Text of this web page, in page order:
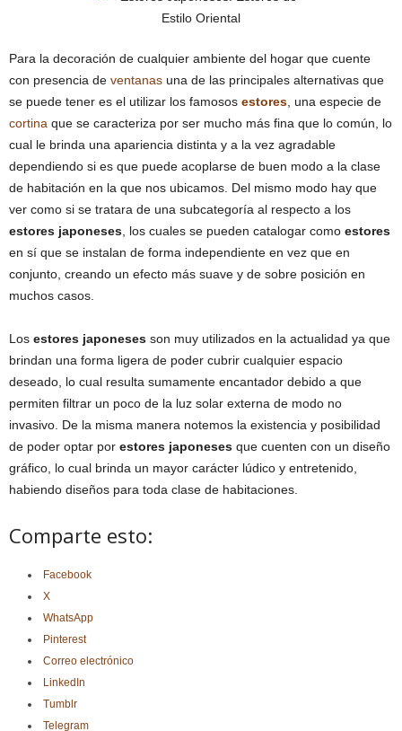
Para la decoración de cualquier ambiente del hogar que cuente
con presencia de ventanas una de las principales alternativas que
se puede tener es el utilizar los famosos estores , una especie de
cortina que se caracteriza por ser mucho más fina que lo común, lo
cual le brinda una apariencia distinta y a la vez agradable
dependiendo si es que puede acoplarse de buen modo a la clase
de habitación en la que nos ubicamos. Del mismo modo hay que
ver como si se tratara de una subcategoría al respecto a los
estores japoneses , los cuales se pueden catalogar como estores
en sí que se instalan de forma independiente en vez que en
conjunto, creando un efecto más suave y de sobre posición en
muchos casos.
Los estores japoneses son muy utilizados en la actualidad ya que
brindan una forma ligera de poder cubrir cualquier espacio
deseado, lo cual resulta sumamente encantador debido a que
permiten filtrar un poco de la luz solar externa de modo no
invasivo. De la misma manera notemos la existencia y posibilidad
de poder optar por estores japoneses que cuenten con un diseño
gráfico, lo cual brinda un mayor carácter lúdico y entretenido,
habiendo diseños para toda clase de habitaciones.
Comparte esto:
Facebook
X
WhatsApp
Pinterest
Correo electrónico
LinkedIn
Tumblr
Telegram